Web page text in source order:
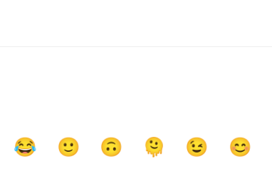
😂 🙂 🙃 🫠 😉 😊